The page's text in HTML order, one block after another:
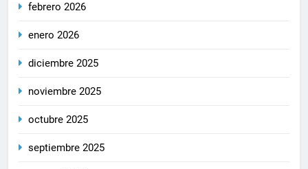
febrero 2026
enero 2026
diciembre 2025
noviembre 2025
octubre 2025
septiembre 2025